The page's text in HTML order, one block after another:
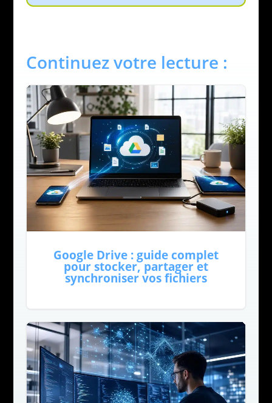
Continuez votre lecture :
Google Drive : guide complet
pour stocker, partager et
synchroniser vos fichiers